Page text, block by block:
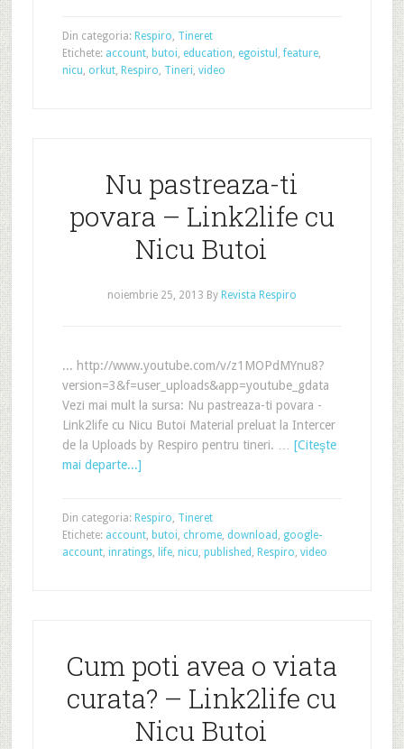
Din categoria: Respiro, Tineret
Etichete: account, butoi, education, egoistul ,feature,
nicu, orkut, Respiro, Tineri, video
Nu pastreaza-ti
povara – Link2life cu
Nicu Butoi
noiembrie 25, 2013 By Revista Respiro
... http://www.youtube.com/v/z1MOPdMYnu8?
version=3&f=user_uploads&app=youtube_gdata
Vezi mai mult la sursa: Nu pastreaza-ti povara -
Link2life cu Nicu Butoi Material preluat la Intercer
de la Uploads by Respiro pentru tineri. … [Citeşte
mai departe...]
Din categoria: Respiro, Tineret
Etichete: account, butoi, chrome, download , google-
account, inratings, life, nicu, published , Respiro, video
Cum poti avea o viata
curata? – Link2life cu
Nicu Butoi